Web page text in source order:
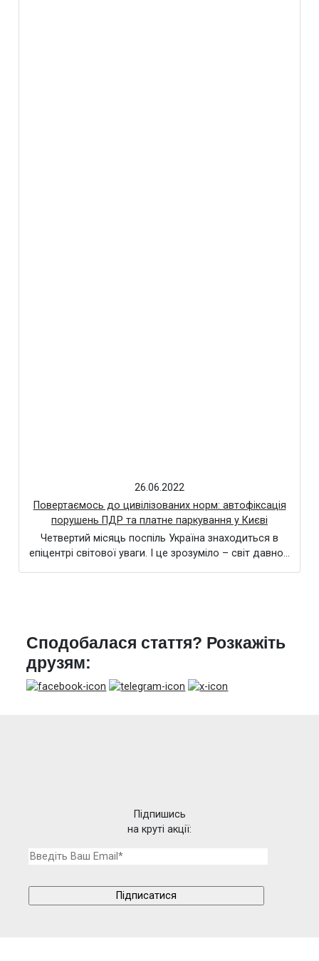
26.06.2022
Повертаємось до цивілізованих норм: автофіксація
порушень ПДР та платне паркування у Києві
Четвертий місяць поспіль Україна знаходиться в
епіцентрі світової уваги. І це зрозуміло – світ давно…
Сподобалася стаття? Розкажіть
друзям:
Підпишись
на круті акції: